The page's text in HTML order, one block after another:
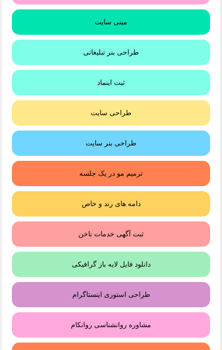
مینی سایت
طراحی بنر تبلیغاتی
ثبت اینماد
طراحی سایت
طراحی بنر سایت
ترمیم مو در یک جلسه
دامه های رند و خاص
ثبت آگهی خدمات ناخن
دانلود فایل لایه باز گرافیکی
طراحی استوری اینستاگرام
مشاوره روانشناسی روانکام